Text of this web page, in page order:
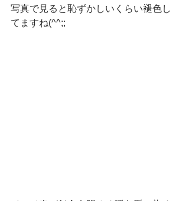
写真で見ると恥ずかしいくらい褪色し
てますね(^^;;